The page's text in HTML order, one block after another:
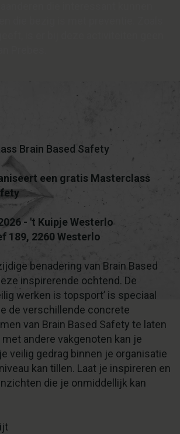
Brain Based Safety
een gratis Masterclass
- 't Kuipje Westerlo
189, 2260 Westerlo
benadering van Brain Based
inspirerende ochtend. De
werken is topsport’ is speciaal
de verschillende concrete
van Brain Based Safety te laten
met andere vakgenoten kan je
veilig gedrag binnen je organisatie
kan tillen. Laat je inspireren en
die je onmiddellijk kan